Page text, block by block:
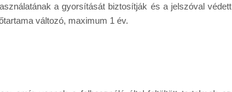
a gyorsítását biztosítják és a jelszóval védett
változó, maximum 1 év.